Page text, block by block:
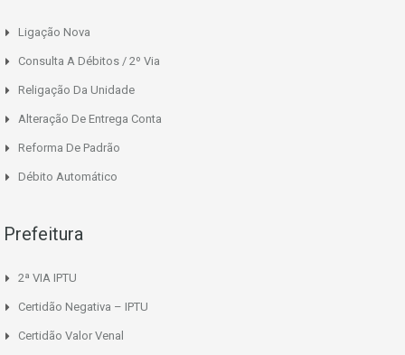
Ligação Nova
Consulta A Débitos / 2º Via
Religação Da Unidade
Alteração De Entrega Conta
Reforma De Padrão
Débito Automático
Prefeitura
2ª VIA IPTU
Certidão Negativa – IPTU
Certidão Valor Venal